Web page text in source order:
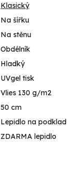
Klasický
Na šířku
Na stěnu
Obdélník
Hladký
UVgel tisk
Vlies 130 g/m2
50 cm
Lepidlo na podklad
ZDARMA lepidlo